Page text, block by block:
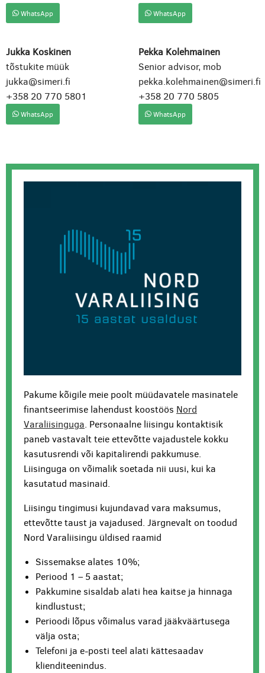
WhatsApp WhatsApp
Jukka Koskinen
tõstukite müük
jukka@simeri.fi
+358 20 770 5801
WhatsApp
Pekka Kolehmainen
Senior advisor, mob
pekka.kolehmainen@simeri.fi
+358 20 770 5805
WhatsApp
Pakume kõigile meie poolt müüdavatele masinatele
finantseerimise lahendust koostöös Nord
Varaliisinguga. Personaalne liisingu kontaktisik
paneb vastavalt teie ettevõtte vajadustele kokku
kasutusrendi või kapitalirendi pakkumuse.
Liisinguga on võimalik soetada nii uusi, kui ka
kasutatud masinaid.
Liisingu tingimusi kujundavad vara maksumus,
ettevõtte taust ja vajadused. Järgnevalt on toodud
Nord Varaliisingu üldised raamid
Sissemakse alates 10%;
Periood 1 – 5 aastat;
Pakkumine sisaldab alati hea kaitse ja hinnaga
kindlustust;
Perioodi lõpus võimalus varad jääkväärtusega
välja osta;
Telefoni ja e-posti teel alati kättesaadav
klienditeenindus.